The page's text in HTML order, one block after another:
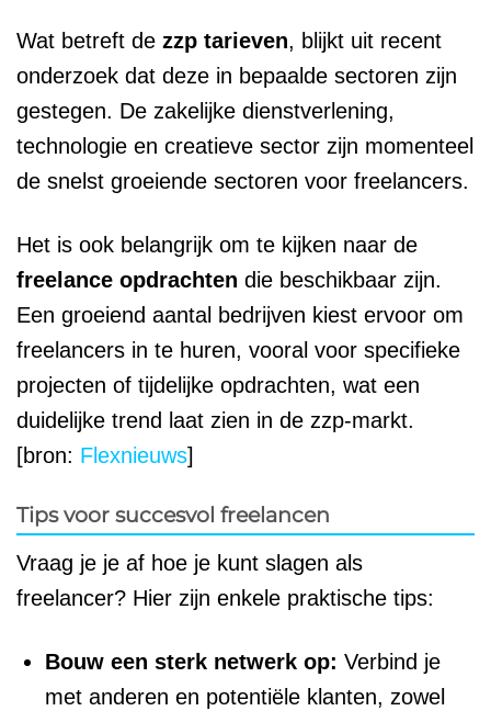
Wat betreft de zzp tarieven, blijkt uit recent
onderzoek dat deze in bepaalde sectoren zijn
gestegen. De zakelijke dienstverlening,
technologie en creatieve sector zijn momenteel
de snelst groeiende sectoren voor freelancers.
Het is ook belangrijk om te kijken naar de
freelance opdrachten die beschikbaar zijn.
Een groeiend aantal bedrijven kiest ervoor om
freelancers in te huren, vooral voor specifieke
projecten of tijdelijke opdrachten, wat een
duidelijke trend laat zien in de zzp-markt.
[bron: Flexnieuws]
Tips voor succesvol freelancen
Vraag je je af hoe je kunt slagen als
freelancer? Hier zijn enkele praktische tips:
Bouw een sterk netwerk op: Verbind je
met anderen en potentiële klanten, zowel